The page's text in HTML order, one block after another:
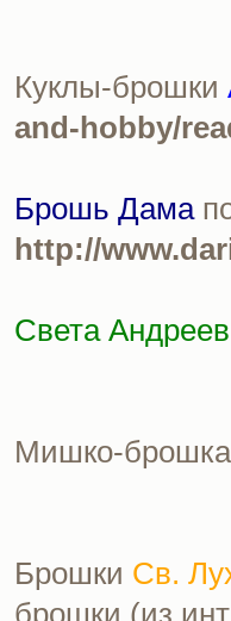
Куклы-брошки
and-hobby/
Брошь Дама
http://
Света
Мишко-
Брошки Св.
брошки (из